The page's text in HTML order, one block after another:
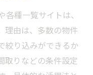
エリアごとの違
用の具体的な方
種一覧サイトは、
理由は、多数の物件
絞り込みができるか
取りなどの条件設定